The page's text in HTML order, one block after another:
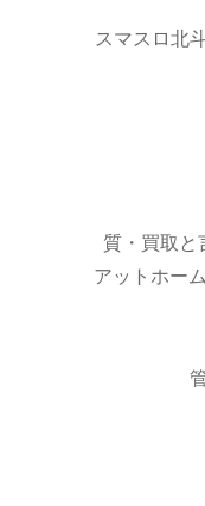
スマスロ北
質・買取と
アットホー